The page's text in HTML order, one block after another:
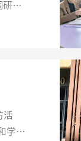
研。
活
学习